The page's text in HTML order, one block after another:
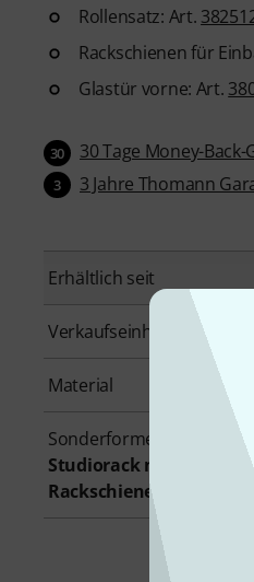
Rollensatz: Art.
Rackschienen für
Glastür vorne: Art.
30 30 Tage Money-Back-
3 3 Jahre Thomann
Erhältlich seit
Verkaufseinheit
Material
Sonderformen
Studiorack mit
Rackschiene